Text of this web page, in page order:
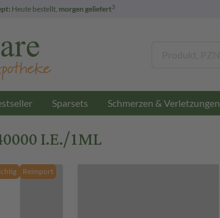
Heute bestellt, morgen geliefert3
Sparsets Schmerzen & Verletzungen
I.E./1ML
Reimport